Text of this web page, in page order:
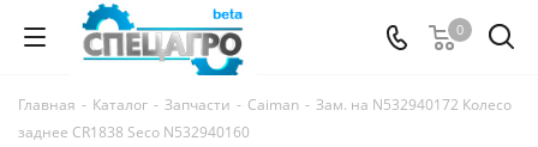
0
Главная - Каталог - Запчасти - Caiman - Зам. на N532940172 Колесо
заднее CR1838 Seco N532940160